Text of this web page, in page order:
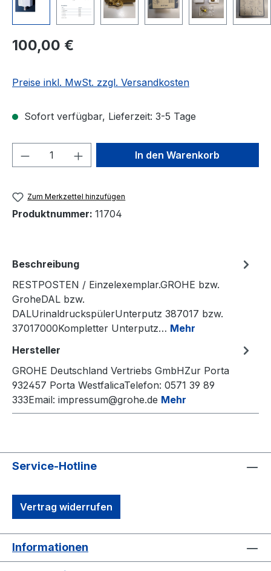
Regulärer Preis:
100,00 €
Preise inkl. MwSt. zzgl. Versandkosten
Sofort verfügbar, Lieferzeit: 3-5 Tage
Produkt Anzahl: Gib denIn den Warenkorb
Zum Merkzettel hinzufügen
Produktnummer: 11704
Beschreibung
RESTPOSTEN / Einzelexemplar.GROHE bzw.
GroheDAL bzw.
DALUrinaldruckspülerUnterputz 387017 bzw.
37017000Kompletter Unterputz… Mehr
Hersteller
GROHE Deutschland Vertriebs GmbHZur Porta
932457 Porta WestfalicaTelefon: 0571 39 89
333Email: impressum@grohe.de Mehr
Service-Hotline
Vertrag widerrufen
Informationen